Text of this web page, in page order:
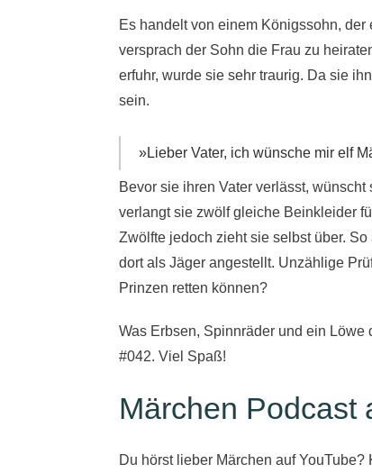
Es handelt von einem Königssohn,
versprach der Sohn die Frau zu
erfuhr, wurde sie sehr traurig. Da sie
sein.
»Lieber Vater, ich wünsche mir elf
Bevor sie ihren Vater verlässt,
verlangt sie zwölf gleiche Beinkleider
Zwölfte jedoch zieht sie selbst über.
dort als Jäger angestellt. Unzählige
Prinzen retten können?
Was Erbsen, Spinnräder und ein
#042. Viel Spaß!
Märchen Podcast
Du hörst lieber Märchen auf